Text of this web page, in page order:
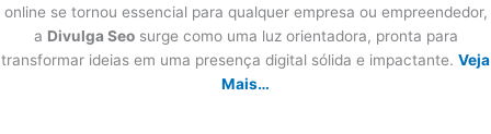
online se tornou essencial para qualquer empresa ou empreendedor,
a Divulga Seosurge como uma luz orientadora, pronta para
transformar ideias em uma presença digital sólida e impactante. Veja
Mais…